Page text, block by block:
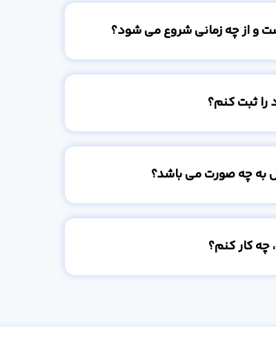
و از چه زمانی شروع می شود؟
ثبت کنم؟
به چه صورت می باشد؟
چه کار کنم؟